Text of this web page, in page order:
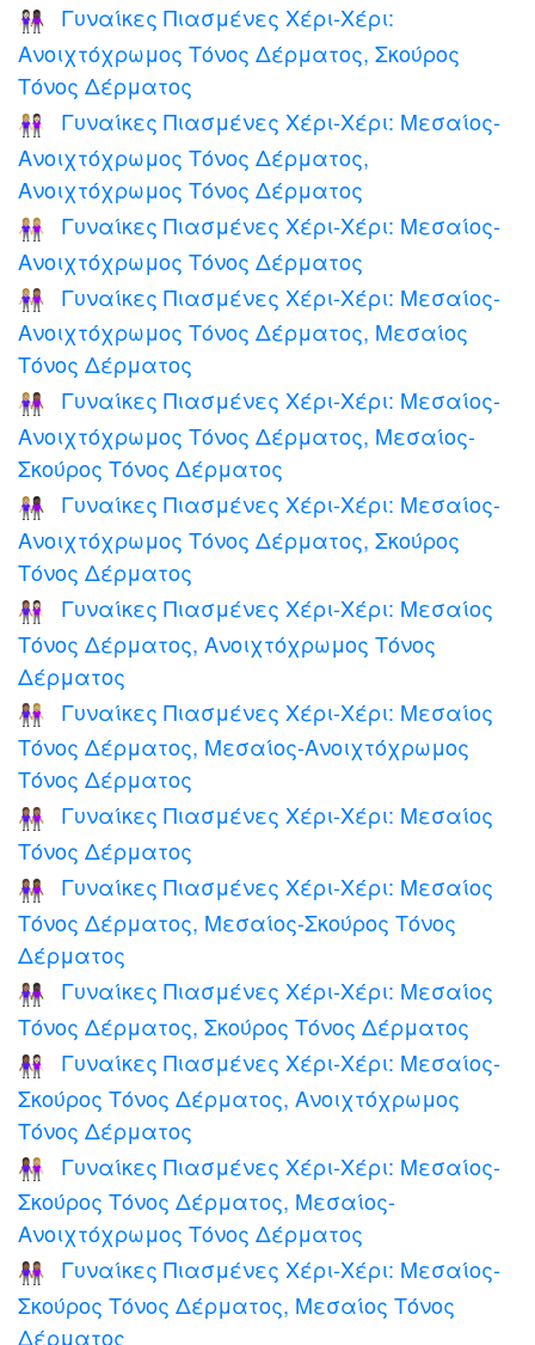
👩🏻‍🤝‍👩🏿
Γυναίκες Πιασμένες Χέρι-Χέρι:
Ανοιχτόχρωμος Τόνος Δέρματος, Σκούρος
Τόνος Δέρματος
👩🏼‍🤝‍👩🏻
Γυναίκες Πιασμένες Χέρι-Χέρι: Μεσαίος-
Ανοιχτόχρωμος Τόνος Δέρματος,
Ανοιχτόχρωμος Τόνος Δέρματος
👭🏼
Γυναίκες Πιασμένες Χέρι-Χέρι: Μεσαίος-
Ανοιχτόχρωμος Τόνος Δέρματος
👩🏼‍🤝‍👩🏽
Γυναίκες Πιασμένες Χέρι-Χέρι: Μεσαίος-
Ανοιχτόχρωμος Τόνος Δέρματος, Μεσαίος
Τόνος Δέρματος
👩🏼‍🤝‍👩🏾
Γυναίκες Πιασμένες Χέρι-Χέρι: Μεσαίος-
Ανοιχτόχρωμος Τόνος Δέρματος, Μεσαίος-
Σκούρος Τόνος Δέρματος
👩🏼‍🤝‍👩🏿
Γυναίκες Πιασμένες Χέρι-Χέρι: Μεσαίος-
Ανοιχτόχρωμος Τόνος Δέρματος, Σκούρος
Τόνος Δέρματος
👩🏽‍🤝‍👩🏻
Γυναίκες Πιασμένες Χέρι-Χέρι: Μεσαίος
Τόνος Δέρματος, Ανοιχτόχρωμος Τόνος
Δέρματος
👩🏽‍🤝‍👩🏼
Γυναίκες Πιασμένες Χέρι-Χέρι: Μεσαίος
Τόνος Δέρματος, Μεσαίος-Ανοιχτόχρωμος
Τόνος Δέρματος
👭🏽
Γυναίκες Πιασμένες Χέρι-Χέρι: Μεσαίος
Τόνος Δέρματος
👩🏽‍🤝‍👩🏾
Γυναίκες Πιασμένες Χέρι-Χέρι: Μεσαίος
Τόνος Δέρματος, Μεσαίος-Σκούρος Τόνος
Δέρματος
👩🏽‍🤝‍👩🏿
Γυναίκες Πιασμένες Χέρι-Χέρι: Μεσαίος
Τόνος Δέρματος, Σκούρος Τόνος Δέρματος
👩🏾‍🤝‍👩🏻
Γυναίκες Πιασμένες Χέρι-Χέρι: Μεσαίος-
Σκούρος Τόνος Δέρματος, Ανοιχτόχρωμος
Τόνος Δέρματος
👩🏾‍🤝‍👩🏼
Γυναίκες Πιασμένες Χέρι-Χέρι: Μεσαίος-
Σκούρος Τόνος Δέρματος, Μεσαίος-
Ανοιχτόχρωμος Τόνος Δέρματος
👩🏾‍🤝‍👩🏽
Γυναίκες Πιασμένες Χέρι-Χέρι: Μεσαίος-
Σκούρος Τόνος Δέρματος, Μεσαίος Τόνος
Δέρματος